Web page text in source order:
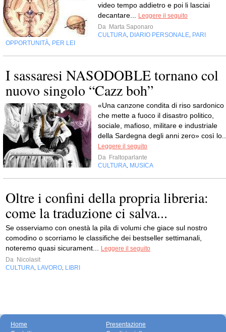
video tempo addietro e poi li lasciai
decantare...
Leggere il seguito
Da Marta Saponaro
CULTURA DIARIO PERSONALE PARI
OPPORTUNITÀ PER LEI
I sassaresi NASODOBLE tornano col
nuovo singolo “Cazz boh”
«Una canzone condita di riso sardonico
che mette a fuoco il disastro politico,
sociale, mafioso, militare e industriale
della Sardegna degli anni zero» così
Leggere il seguito
Da Fraltoparlante
CULTURA MUSICA
Oltre i confini della propria libreria:
come la traduzione ci salva...
Se osserviamo con onestà la pila di volumi che giace sul nostro
comodino o scorriamo le classifiche dei bestseller settimanali,
noteremo quasi sicurament...
Leggere il seguito
Da Nicolasit
CULTURA LAVORO LIBRI
Home
Presentazione